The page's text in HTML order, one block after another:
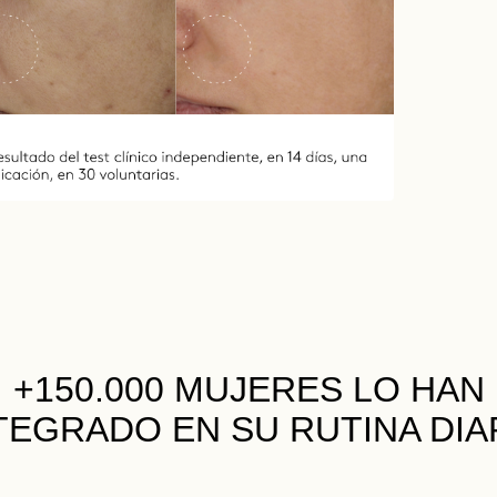
+150.000 MUJERES LO HAN
EN SU RUTINA